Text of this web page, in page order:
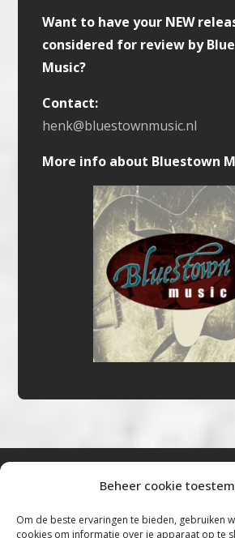
Beheer cookie
Om de beste ervaringen te bieden, gebruiken
cookies om informatie over je apparaat op te
Want to have your NEW
considered for review by
Music?
Contact:
henk@bluestownmusic.nl
More info about Bluestown